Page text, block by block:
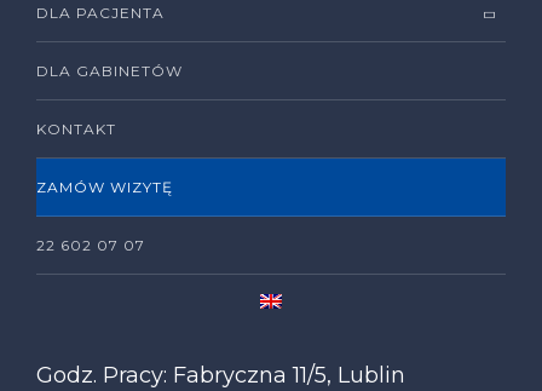
DLA PACJENTA
DLA GABINETÓW
KONTAKT
ZAMÓW WIZYTĘ
22 602 07 07
Godz. Pracy: Fabryczna 11/5, Lublin